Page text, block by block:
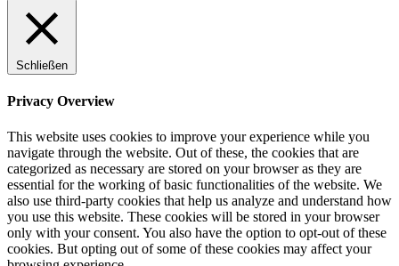
Schließen
Privacy Overview
This website uses cookies to improve your experience while you
navigate through the website. Out of these, the cookies that are
categorized as necessary are stored on your browser as they are
essential for the working of basic functionalities of the website. We
also use third-party cookies that help us analyze and understand how
you use this website. These cookies will be stored in your browser
only with your consent. You also have the option to opt-out of these
cookies. But opting out of some of these cookies may affect your